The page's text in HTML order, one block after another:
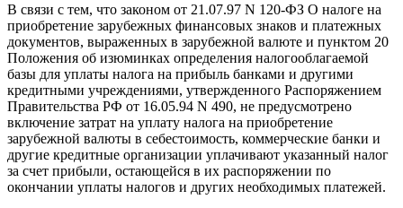
В связи с тем, что законом от 21.07.97 N 120-ФЗ О налоге на
приобретение зарубежных финансовых знаков и платежных
документов, выраженных в зарубежной валюте и пунктом 20
Положения об изюминках определения налогооблагаемой
базы для уплаты налога на прибыль банками и другими
кредитными учреждениями, утвержденного Распоряжением
Правительства РФ от 16.05.94 N 490, не предусмотрено
включение затрат на уплату налога на приобретение
зарубежной валюты в себестоимость, коммерческие банки и
другие кредитные организации уплачивают указанный налог
за счет прибыли, остающейся в их распоряжении по
окончании уплаты налогов и других необходимых платежей.